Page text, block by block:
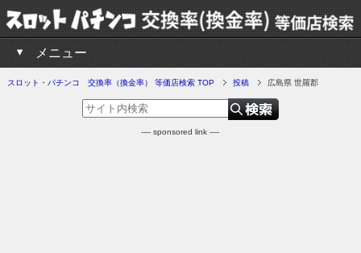
メニュー
スロット・パチンコ 交換率（換金率） 等価店検索 TOP 投稿 広島県 世羅郡
---- sponsored link ----